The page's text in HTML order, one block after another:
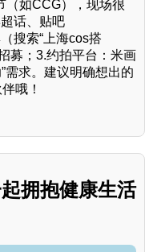
（如CCG），现场很
话、贴吧
搜索“上海cos搭
募；3.约拍平台：米画
需求。建议明确想出的
哦！
拥抱健康生活